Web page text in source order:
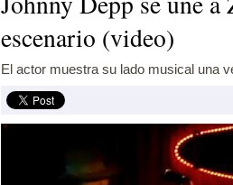
escenario (video)
El actor muestra su lado musical una